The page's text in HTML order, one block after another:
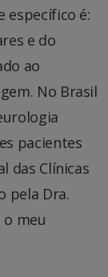
específico é:
e do
ao
No Brasil
pacientes
das Clínicas
pela Dra.
meu